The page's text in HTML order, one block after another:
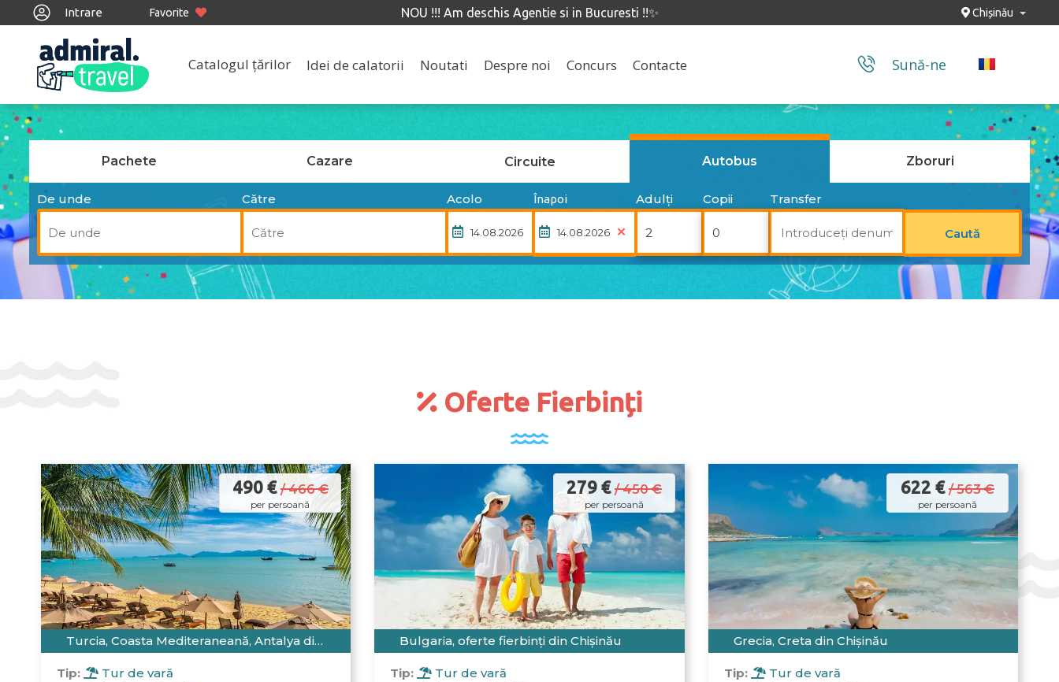
NOU !!! Am deschis Agentie si in Bucuresti !!✨
Intrare Favorite Chișinău
Catalogul țărilor Idei de calatorii Noutati Despre noi Concurs Contacte Sună-ne
Pachete Cazare Circuite Autobus Zboruri
De unde Către Acolo Înapoi
ÎNAPOI ✕
Adulți Copii Transfer
Caută
Oferte Fierbinți
490 € / 466 €
per persoană
Turcia, Coasta Mediteraneană, Antalya din
Chișinău
Tip:
Tur de vară
279 € / 450 €
per persoană
Bulgaria, oferte fierbinți din Chișinău
Tip:
Tur de vară
622 € / 563 €
per persoană
Grecia, Creta din Chișinău
Tip:
Tur de vară